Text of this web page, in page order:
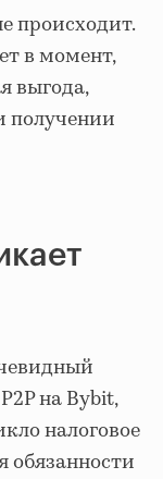
происходит.
в момент,
выгода,
получении
на Bybit,
налоговое
обязанности